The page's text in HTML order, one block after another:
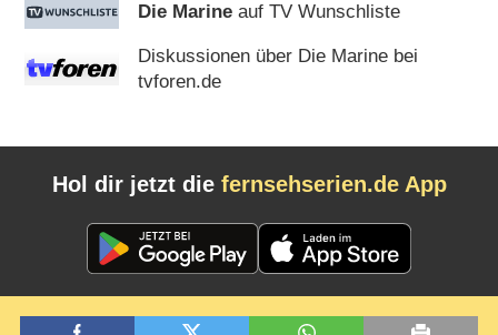
Die Marine auf TV Wunschliste
Diskussionen über Die Marine bei
tvforen.de
Hol dir jetzt die fernsehserien.de App